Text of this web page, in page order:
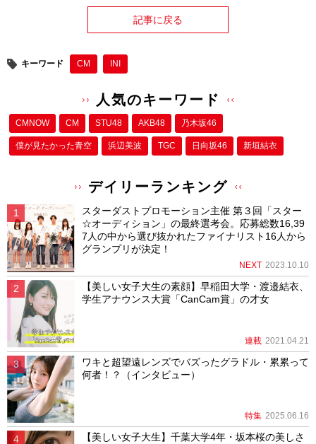
記事に戻る
キーワード CM INI
人気のキーワード
CMNOW CM STU48 AKB48 乃木坂46
僕が⾒たかった⻘空 浜辺美波 TGC 日向坂46 新垣結衣
デイリーランキング
スターダストプロモーション主催 第３回「スター
☆オーディション」の最終選考会。応募総数16,39
7人の中から選び抜かれたファイナリスト16人から
グランプリが決定！
NEXT 2023.10.10
【美しい女子大生の素顔】早稲田大学・渡邉結衣、
学生アナウンス大賞「CanCam賞」の才女
連載 2021.04.21
ワキと超望遠レンズでバズったグラドル・累累って
何者！？（インタビュー）
特集 2025.06.16
【美しい女子大生】千葉大学4年・坂本桜の美しさ